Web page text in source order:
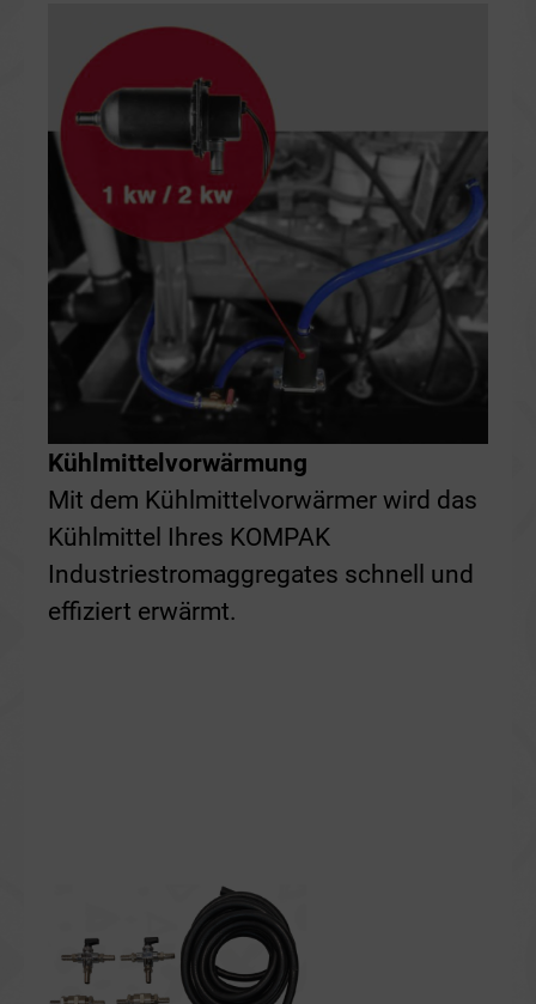
Kühlmittelvorwärmung
Mit dem Kühlmittelvorwärmer wird das
Kühlmittel Ihres KOMPAK
Industriestromaggregates schnell und
effiziert erwärmt.